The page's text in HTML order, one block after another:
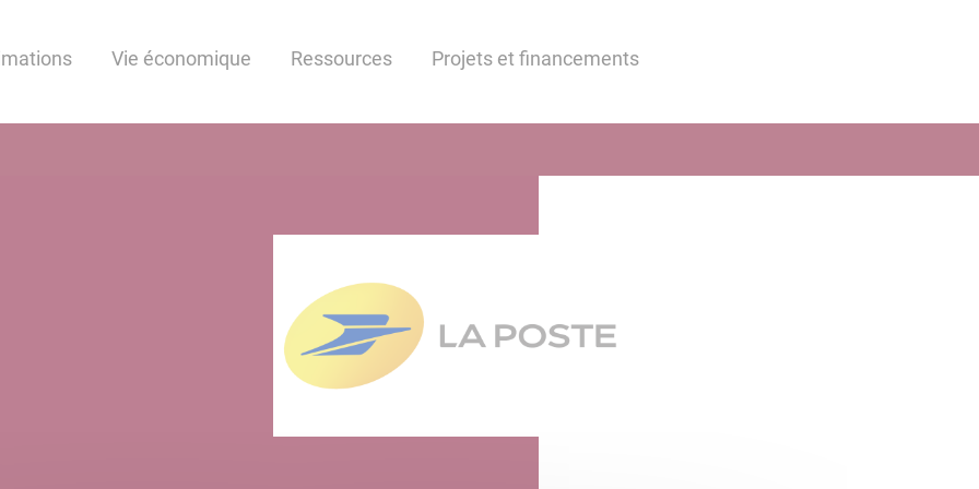
Vie économique Ressources Projets et financements